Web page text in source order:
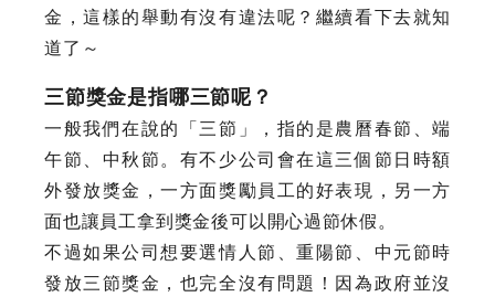
金，這樣的舉動有沒有違法呢？繼續看下去就知
道了～
三節獎金是指哪三節呢？
一般我們在說的「三節」，指的是農曆春節、端
午節、中秋節。有不少公司會在這三個節日時額
外發放獎金，一方面獎勵員工的好表現，另一方
面也讓員工拿到獎金後可以開心過節休假。
不過如果公司想要選情人節、重陽節、中元節時
發放三節獎金，也完全沒有問題！因為政府並沒